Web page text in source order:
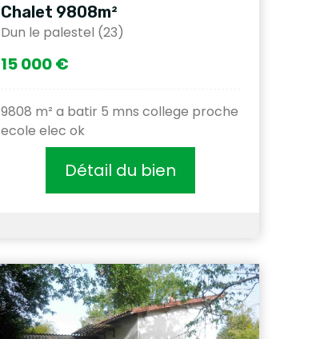
Chalet 9808m²
Dun le palestel (23)
15 000 €
9808 m² a batir 5 mns college proche
ecole elec ok
Détail du bien